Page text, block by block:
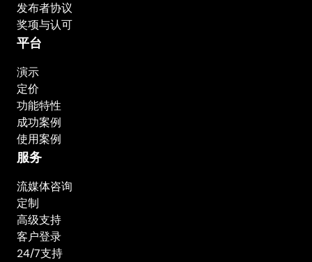
发布者协议
奖项与认可
平台
演示
定价
功能特性
成功案例
使用案例
服务
流媒体咨询
定制
高级支持
客户登录
24/7支持